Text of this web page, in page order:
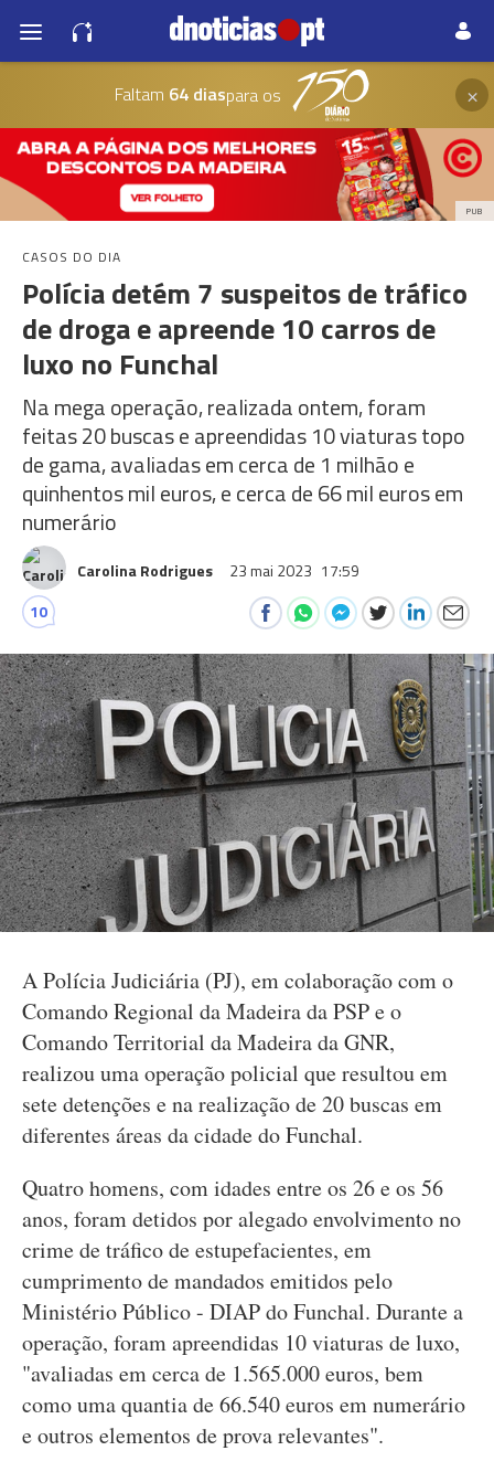
Faltam 64 diaspara os ×
PUB
CASOS DO DIA
Polícia detém 7 suspeitos de tráfico
de droga e apreende 10 carros de
luxo no Funchal
Na mega operação, realizada ontem, foram
feitas 20 buscas e apreendidas 10 viaturas topo
de gama, avaliadas em cerca de 1 milhão e
quinhentos mil euros, e cerca de 66 mil euros em
numerário
Carolina Rodrigues 23 mai 2023 17:59
10
A Polícia Judiciária (PJ), em colaboração com o
Comando Regional da Madeira da PSP e o
Comando Territorial da Madeira da GNR,
realizou uma operação policial que resultou em
sete detenções e na realização de 20 buscas em
diferentes áreas da cidade do Funchal.
Quatro homens, com idades entre os 26 e os 56
anos, foram detidos por alegado envolvimento no
crime de tráfico de estupefacientes, em
cumprimento de mandados emitidos pelo
Ministério Público - DIAP do Funchal. Durante a
operação, foram apreendidas 10 viaturas de luxo,
"avaliadas em cerca de 1.565.000 euros, bem
como uma quantia de 66.540 euros em numerário
e outros elementos de prova relevantes".